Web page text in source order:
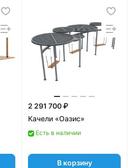
2 291 700 ₽
Качели «Оазис»
Есть в наличии
В корзину